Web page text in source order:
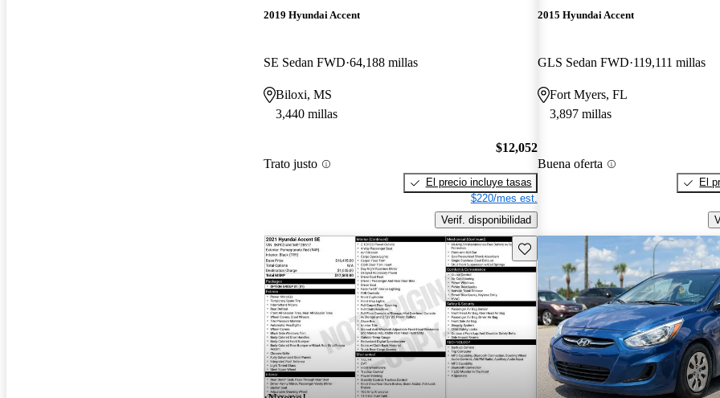
2019 Hyundai Accent
SE Sedan FWD 64,188 millas
Biloxi, MS
3,440 millas
Trato justo
$12,052
El precio incluye tasas
$220/mes est.
Verif. disponibilidad
2015 Hyundai Accent
GLS Sedan FWD 119,111 millas
Fort Myers, FL
3,897 millas
Buena oferta
El
Guarda este Aviso